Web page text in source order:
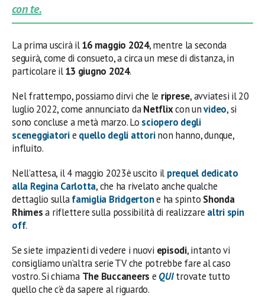
con te.
La prima uscirà il16 maggio 2024, mentre la seconda
seguirà, come di consueto, a circa un mese di distanza, in
particolare il13 giugno 2024.
Nel frattempo, possiamo dirvi che le riprese, avviatesi il 20
luglio 2022, come annunciato daNetflixcon unvideo, si
sono concluse a metà marzo. Lo sciopero degli
sceneggiatorie quello degli attorinon hanno, dunque,
influito.
Nell’attesa, il 4 maggio 2023è uscito il prequel dedicato
alla Regina Carlotta, che ha rivelato anche qualche
dettaglio sullafamiglia Bridgertone ha spinto Shonda
Rhimesa riflettere sulla possibilità di realizzare altri spin
off.
Se siete impazienti di vedere i nuovi episodi, intanto vi
consigliamo un’altra serie TV che potrebbe fare al caso
vostro. Si chiama The Buccaneers e QUItrovate tutto
quello che c’è da sapere al riguardo.